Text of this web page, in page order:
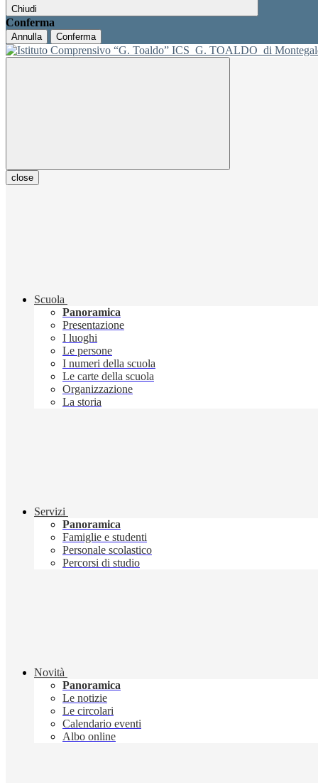
Chiudi
Conferma
Annulla Conferma
ICS G. TOALDO di
close
Scuola
Panoramica
Presentazione
I luoghi
Le persone
I numeri della scuola
Le carte della scuola
Organizzazione
La storia
Servizi
Panoramica
Famiglie e studenti
Personale scolastico
Percorsi di studio
Novità
Panoramica
Le notizie
Le circolari
Calendario eventi
Albo online